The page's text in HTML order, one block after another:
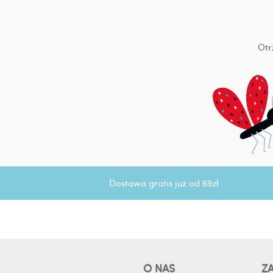
Dostawa gratis już od 69zł
O NAS